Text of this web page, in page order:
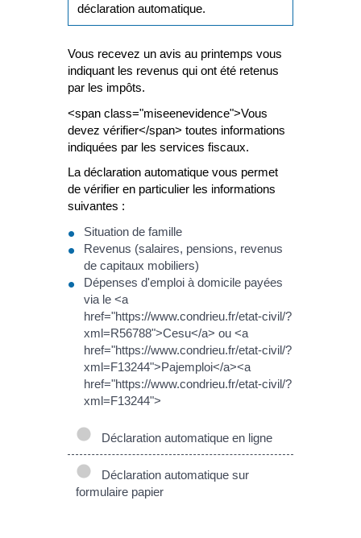
déclaration automatique.
Vous recevez un avis au printemps vous
indiquant les revenus qui ont été retenus
par les impôts.
<span class="miseenevidence">Vous
devez vérifier</span> toutes informations
indiquées par les services fiscaux.
La déclaration automatique vous permet
de vérifier en particulier les informations
suivantes :
Situation de famille
Revenus (salaires, pensions, revenus
de capitaux mobiliers)
Dépenses d'emploi à domicile payées
via le <a
href="https://www.condrieu.fr/etat-civil/?
xml=R56788">Cesu</a> ou <a
href="https://www.condrieu.fr/etat-civil/?
xml=F13244">Pajemploi</a><a
href="https://www.condrieu.fr/etat-civil/?
xml=F13244">
Déclaration automatique en ligne
Déclaration automatique sur
formulaire papier